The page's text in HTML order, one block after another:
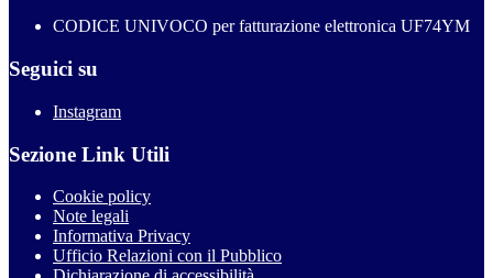
CODICE UNIVOCO per fatturazione elettronica UF74YM
Seguici su
Instagram
Sezione Link Utili
Cookie policy
Note legali
Informativa Privacy
Ufficio Relazioni con il Pubblico